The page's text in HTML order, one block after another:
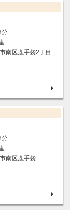
分
南区鹿手袋2丁目
分
南区鹿手袋